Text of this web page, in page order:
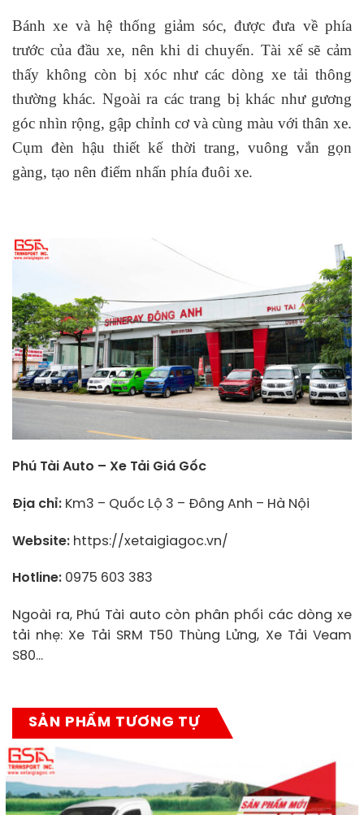
Bánh xe và hệ thống giảm sóc, được đưa về phía
trước của đầu xe, nên khi di chuyển. Tài xế sẽ cảm
thấy không còn bị xóc như các dòng xe tải thông
thường khác. Ngoài ra các trang bị khác như gương
góc nhìn rộng, gập chỉnh cơ và cùng màu với thân xe.
Cụm đèn hậu thiết kế thời trang, vuông vắn gọn
gàng, tạo nên điểm nhấn phía đuôi xe.
Phú Tài Auto – Xe Tải Giá Gốc
Địa chỉ: Km3 – Quốc Lộ 3 – Đông Anh – Hà Nội
Website: https://xetaigiagoc.vn/
Hotline: 0975 603 383
Ngoài ra, Phú Tài auto còn phân phối các dòng xe
tải nhẹ: Xe Tải SRM T50 Thùng Lửng, Xe Tải Veam
S80…
SẢN PHẨM TƯƠNG TỰ